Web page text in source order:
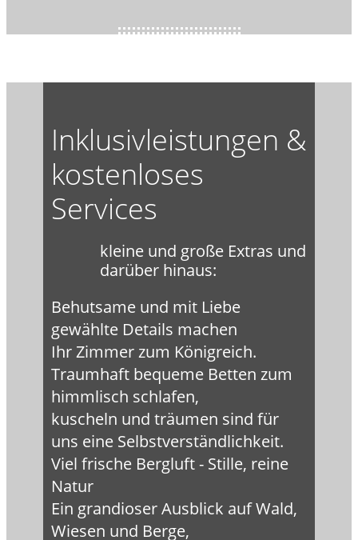
Inklusivleistungen &
kostenloses
Services
kleine und große Extras und
darüber hinaus:
Behutsame und mit Liebe
gewählte Details machen
Ihr Zimmer zum Königreich.
Traumhaft bequeme Betten zum
himmlisch schlafen,
kuscheln und träumen sind für
uns eine Selbstverständlichkeit.
Viel frische Bergluft - Stille, reine
Natur
Ein grandioser Ausblick auf Wald,
Wiesen und Berge,